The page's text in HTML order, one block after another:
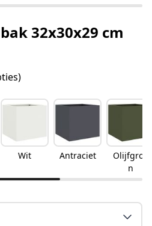
32x30x29 cm
Wit Antraciet
Olijfgroe
n